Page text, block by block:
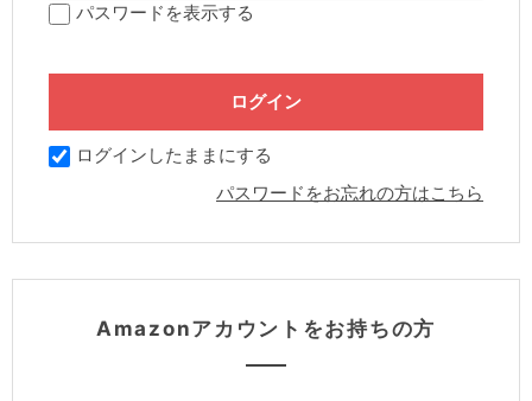
パスワードを表示する
ログインしたままにする
パスワードをお忘れの方はこちら
Amazonアカウントをお持ちの方